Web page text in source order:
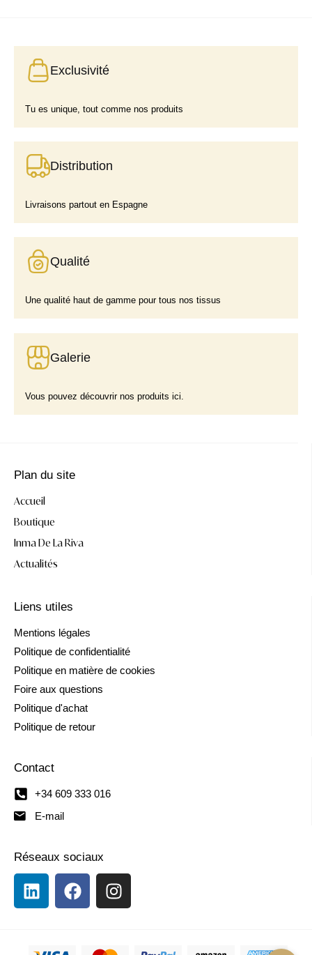
Exclusivité
Tu es unique, tout comme nos produits
Distribution
Livraisons partout en Espagne
Qualité
Une qualité haut de gamme pour tous nos tissus
Galerie
Vous pouvez découvrir nos produits ici.
Plan du site
Accueil
Boutique
Inma De La Riva
Actualités
Liens utiles
Mentions légales
Politique de confidentialité
Politique en matière de cookies
Foire aux questions
Politique d'achat
Politique de retour
Contact
+34 609 333 016
E-mail
Réseaux sociaux